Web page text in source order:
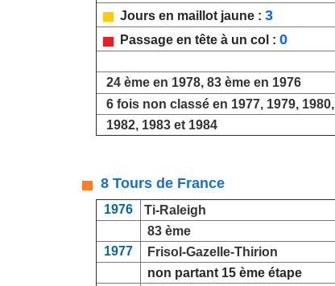
Jours en maillot jaune : 3
Passage en tête à un col : 0
24 ème en 1978, 83 ème en 1976
6 fois non classé en 1977, 1979, 1980,
1982, 1983 et 1984
8 Tours de France
1976
Ti-Raleigh
83 ème
1977
Frisol-Gazelle-Thirion
non partant 15 ème étape